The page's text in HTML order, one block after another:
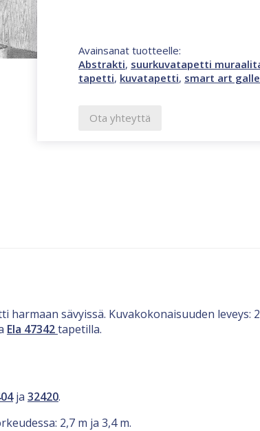
Avainsanat tuotteelle:
Abstrakti, suurkuvatapetti
tapetti, kuvatapetti, smart art
Ota yhteyttä
sävyissä. Kuvakokonaisuuden leveys:
Ela 47342tapetilla.
ja 32420.
2,7 m ja 3,4 m.